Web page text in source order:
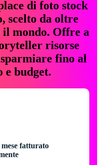
di foto stock
scelto da oltre
mondo. Offre a
risorse
fino al
e budget.
fatturato